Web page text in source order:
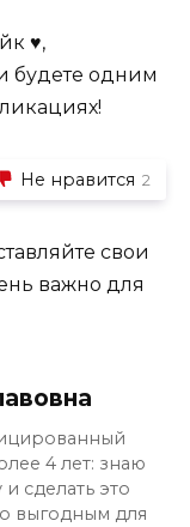
♥,
будете одним
Не нравится 2
свои
важно для
4 лет: знаю
сделать это
выгодным для